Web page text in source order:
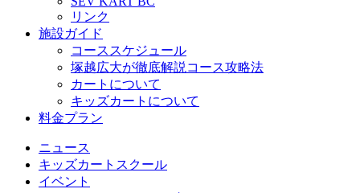
リンク
施設ガイド
コーススケジュール
塚越広大が徹底解説コース攻略法
カートについて
キッズカートについて
料金プラン
ニュース
キッズカートスクール
イベント